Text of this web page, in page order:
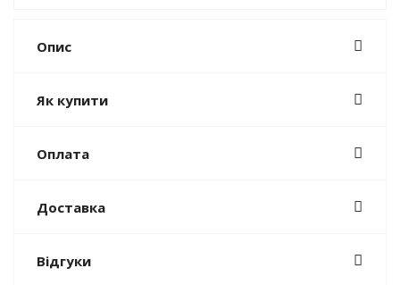
Опис
Як купити
Оплата
Доставка
Відгуки